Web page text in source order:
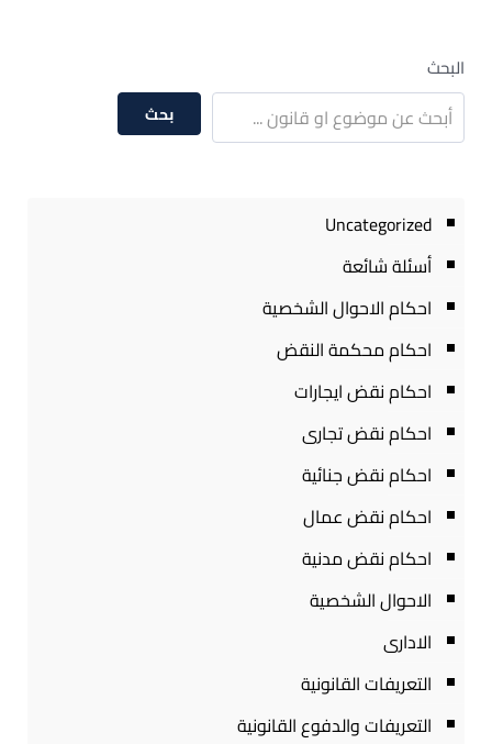
البحث
بحث
Uncategorized
أسئلة شائعة
احكام الاحوال الشخصية
احكام محكمة النقض
احكام نقض ايجارات
احكام نقض تجارى
احكام نقض جنائية
احكام نقض عمال
احكام نقض مدنية
الاحوال الشخصية
الادارى
التعريفات القانونية
التعريفات والدفوع القانونية